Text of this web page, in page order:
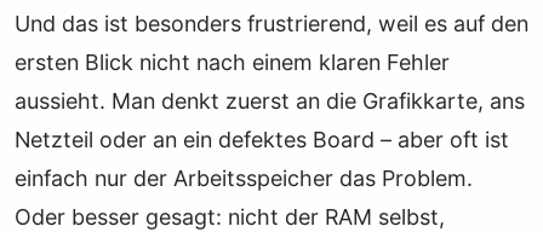
Und das ist besonders frustrierend, weil es auf den
ersten Blick nicht nach einem klaren Fehler
aussieht. Man denkt zuerst an die Grafikkarte, ans
Netzteil oder an ein defektes Board – aber oft ist
einfach nur der Arbeitsspeicher das Problem.
Oder besser gesagt: nicht der RAM selbst,